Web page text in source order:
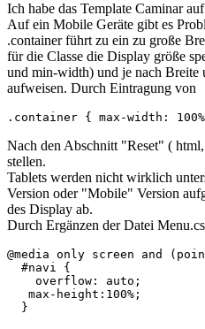
Ich habe das Template Caminar
Auf ein Mobile Geräte gibt es
.container führt zu ein zu große
für die Classe die Display größe
und min-width) und je nach Breite
aufweisen. Durch Eintragung von
.container { max-width:
Nach den Abschnitt "Reset" (
stellen.
Tablets werden nicht wirklich
Version oder "Mobile" Version
des Display ab.
Durch Ergänzen der Datei
@media only screen and
  #navi {
    overflow: auto;
   max-height:100%;
  }